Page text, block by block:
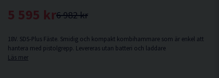
6 982 kr
5 595 kr
18V. SDS-Plus Fäste. Smidig och kompakt kombihammare som är enkel att
hantera med pistolgrepp. Levereras utan batteri och laddare
Läs mer